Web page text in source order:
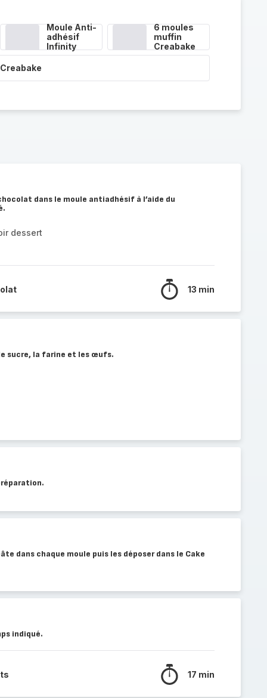
Moule Anti-
adhésif
Infinity
6 moules
muffin
Creabake
dans le moule antiadhésif à l’aide du
dessert
13 min
sucre, la farine et les œufs.
dans chaque moule puis les déposer dans le Cake
indiqué.
17 min